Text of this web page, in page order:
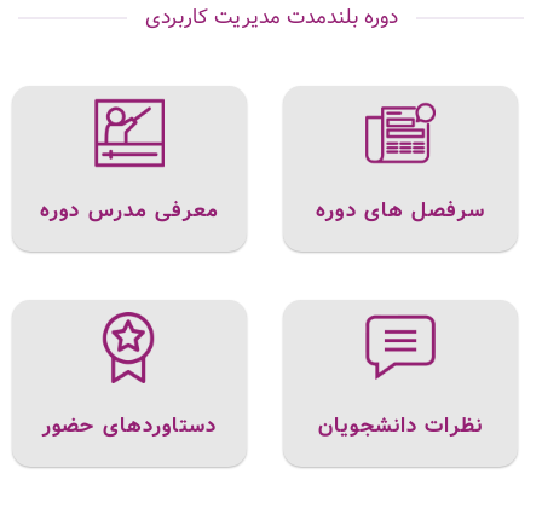
دوره بلندمدت مدیریت کاربردی
سرفصل های دوره معرفی مدرس دوره
نظرات دانشجویان دستاوردهای حضور